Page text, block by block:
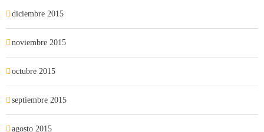
diciembre 2015
noviembre 2015
octubre 2015
septiembre 2015
agosto 2015